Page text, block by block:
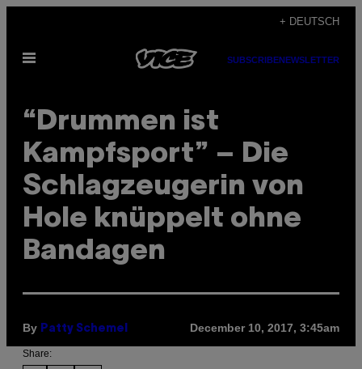
content
+ DEUTSCH
Open
SUBSCRIBENEWSLETTER
“Drummen ist
Kampfsport” – Die
Schlagzeugerin von
Hole knüppelt ohne
Bandagen
By Patty Schemel December 10, 2017, 3:45am
Share: